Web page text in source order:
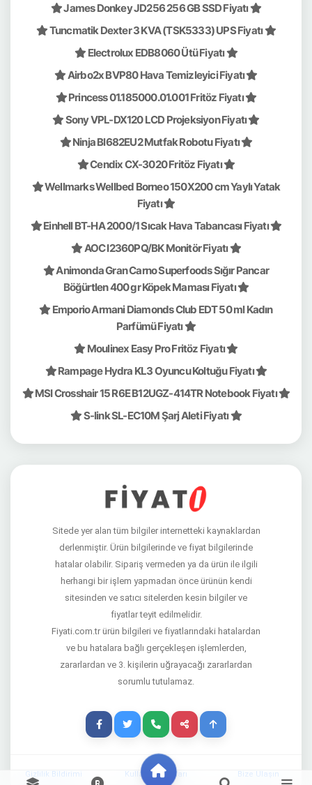
James Donkey JD256 256 GB SSD Fiyatı
Tuncmatik Dexter 3 KVA (TSK5333) UPS Fiyatı
Electrolux EDB8060 Ütü Fiyatı
Airbo2x BVP80 Hava Temizleyici Fiyatı
Princess 01.185000.01.001 Fritöz Fiyatı
Sony VPL-DX120 LCD Projeksiyon Fiyatı
Ninja Bl682EU2 Mutfak Robotu Fiyatı
Cendix CX-3020 Fritöz Fiyatı
Wellmarks Wellbed Borneo 150X200 cm Yaylı Yatak
Fiyatı
Einhell BT-HA 2000/1 Sıcak Hava Tabancası Fiyatı
AOC I2360PQ/BK Monitör Fiyatı
Animonda Gran Carno Superfoods Sığır Pancar
Böğürtlen 400 gr Köpek Maması Fiyatı
Emporio Armani Diamonds Club EDT 50 ml Kadın
Parfümü Fiyatı
Moulinex Easy Pro Fritöz Fiyatı
Rampage Hydra KL3 Oyuncu Koltuğu Fiyatı
MSI Crosshair 15 R6E B12UGZ-414TR Notebook Fiyatı
S-link SL-EC10M Şarj Aleti Fiyatı
Sitede yer alan tüm bilgiler internetteki kaynaklardan
derlenmiştir. Ürün bilgilerinde ve fiyat bilgilerinde
hatalar olabilir. Sipariş vermeden ya da ürün ile ilgili
herhangi bir işlem yapmadan önce ürünün kendi
sitesinden ve satıcı sitelerden kesin bilgiler ve
fiyatlar teyit edilmelidir.
Fiyati.com.tr ürün bilgileri ve fiyatlarındaki hatalardan
ve bu hatalara bağlı gerçekleşen işlemlerden,
zararlardan ve 3. kişilerin uğrayacağı zararlardan
sorumlu tutulamaz.
Gizlilik Bildirimi Kullanım Şartları Bize Ulaşın